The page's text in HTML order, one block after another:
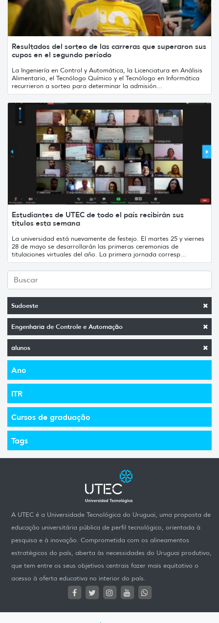
Sudoeste
Engenharia de Controle e Automação
alunos
Ano
ITR
Cursos de graduação
Tags
Resultados del sorteo de las carreras que superaron sus
cupos en el segundo período
La Ingeniería en Control y Automática, la Licenciatura en Análisis
Alimentario, el Tecnólogo Químico y el Tecnólogo en Informática
recurrieron a sorteo para determinar la admisión...
Estudiantes de UTEC de todo el país recibirán sus
títulos esta semana
La universidad está nuevamente de festejo. El martes 25 y viernes
28 de mayo se desarrollarán las primeras ceremonias de
titulaciones virtuales del año. La primera jornada corresp...
A UTEC é a Universidade Tecnológica do Uruguai, uma proposta de
educação universitária pública de perfil tecnológico, orientada à
pesquisa e à inovação. Comprometida com os alineamentos
estratégicos do país, aberta às necessidades do Uruguai produtivo,
que tem entre os seus objetivos centrais fazer mais equitativo o
acesso à oferta educativa no interior do país.